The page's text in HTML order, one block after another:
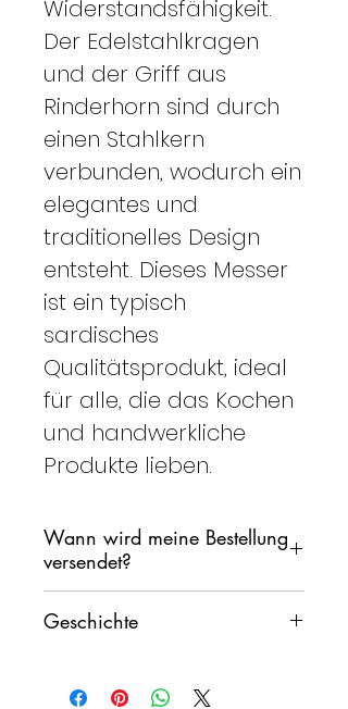
Widerstandsfähigkeit.
Der Edelstahlkragen
und der Griff aus
Rinderhorn sind durch
einen Stahlkern
verbunden, wodurch ein
elegantes und
traditionelles Design
entsteht. Dieses Messer
ist ein typisch
sardisches
Qualitätsprodukt, ideal
für alle, die das Kochen
und handwerkliche
Produkte lieben.
Wann wird meine Bestellung
versendet?
Bestellung so schnell wie
Allerdings möchten wir nicht,
Geschichte
Die Geschichte lehrt uns, dass